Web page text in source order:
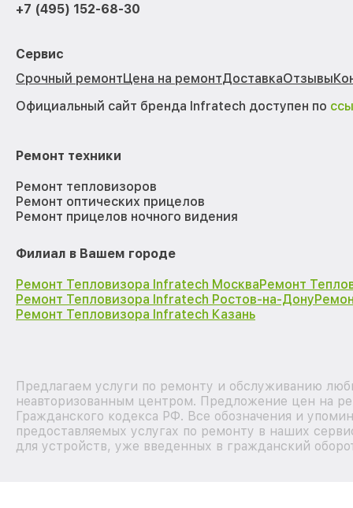
+7 (495) 152-68-30
Сервис
Срочный ремонтЦена на ремонтДоставкаОтзывы
Официальный сайт бренда Infratech доступен по
Ремонт техники
Ремонт тепловизоров
Ремонт оптических прицелов
Ремонт прицелов ночного видения
Филиал в Вашем городе
Ремонт Тепловизора Infratech МоскваРемонт
Ремонт Тепловизора Infratech Ростов-на-Дону
Ремонт Тепловизора Infratech Казань
Предлагаем услуги по ремонту и обслуживанию
неавторизованным центром. Предложение цен на
Гражданского кодекса РФ. Все обозначения и
предоставляемых услугах по ремонту в наших
для устройств, уже введенных в гражданский